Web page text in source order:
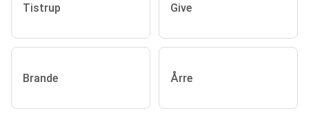
Tistrup Give
Brande Årre